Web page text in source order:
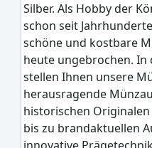
Silber. Als Hobby der
schon seit
schöne und kostbare
heute ungebrochen. In
stellen Ihnen unsere
herausragende
historischen
bis zu brandaktuellen